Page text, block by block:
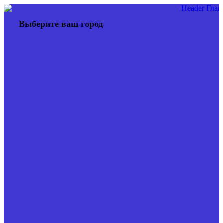
Перейти
содержимому
Выберите ваш город